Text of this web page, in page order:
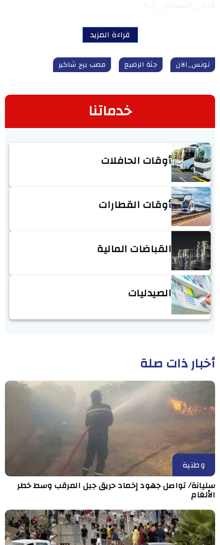
قراءة المزيد
تونس_الآن جثة الرضيع مصب برج شاكير
خدماتنا
أوقات الحافلات
أوقات القطارات
القباضات المالية
الصيدليات
أخبار ذات صلة
وطنية
سليانة/ تواصل جهود إخماد حريق جبل المرقب وسط خطر
الألغام